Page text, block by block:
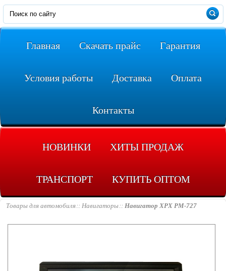
Главная Скачать прайс Гарантия
Условия работы Доставка Оплата
Контакты
НОВИНКИ ХИТЫ ПРОДАЖ
ТРАНСПОРТ КУПИТЬ ОПТОМ
Товары для автомобиля Навигаторы Навигатор XPX PM-727